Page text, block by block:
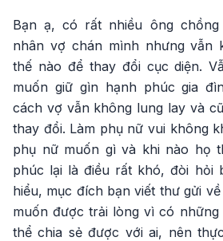
Bạn ạ, có rất nhiều ông
nhân vợ chán mình nhưng vẫn
thế nào để thay đổi cục diện.
muốn giữ gìn hạnh phúc gia
cách vợ vẫn không lung lay và
thay đổi. Làm phụ nữ vui không
phụ nữ muốn gì và khi nào họ
phúc lại là điều rất khó, đòi hỏi
hiểu, mục đích bạn viết thư gửi
muốn được trải lòng vì có
thể chia sẻ được với ai, nên